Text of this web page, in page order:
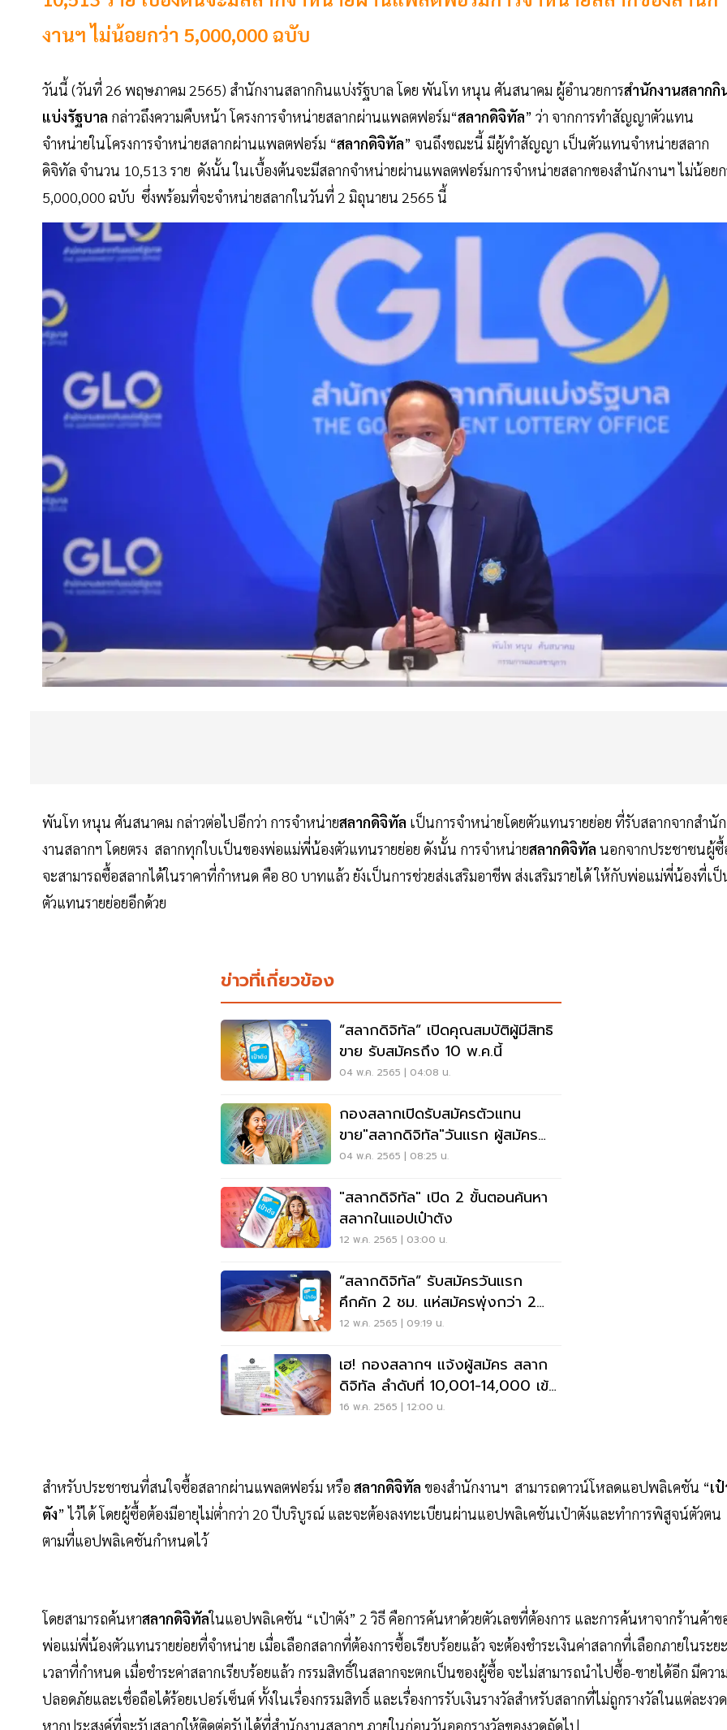
งานฯ ไม่น้อยกว่า ​5,000,000 ฉบับ
วันนี้ (วันที่ 26 พฤษภาคม 2565) สำนักงานสลากกินแบ่งรัฐบาล โดย พันโท หนุน ศันสนาคม ผู้อำนวยการสำนักงานสลากกิ
แบ่งรัฐบาล กล่าวถึงความคืบหน้า โครงการจำหน่ายสลากผ่านแพลตฟอร์ม“สลากดิจิทัล” ว่า จากการทำสัญญาตัวแทน
จำหน่ายในโครงการจำหน่ายสลากผ่านแพลตฟอร์ม “สลากดิจิทัล” จนถึงขณะนี้ มีผู้ทำสัญญา เป็นตัวแทนจำหน่ายสลาก
ดิจิทัล จำนวน 10,513 ราย ดังนั้น ในเบื้องต้นจะมีสลากจำหน่ายผ่านแพลตฟอร์มการจำหน่ายสลากของสำนักงานฯ ไม่น้อยก
​5,000,000 ฉบับ ซึ่งพร้อมที่จะจำหน่ายสลากในวันที่ 2 มิถุนายน 2565 นี้
พันโท หนุน ศันสนาคม กล่าวต่อไปอีกว่า การจำหน่ายสลากดิจิทัล เป็นการจำหน่ายโดยตัวแทนรายย่อย ที่รับสลากจากสำนัก
งานสลากฯ โดยตรง สลากทุกใบเป็นของพ่อแม่พี่น้องตัวแทนรายย่อย ดังนั้น การจำหน่ายสลากดิจิทัล นอกจากประชาชนผู้ซื้
จะสามารถซื้อสลากได้ในราคาที่กำหนด คือ 80 บาทแล้ว ยังเป็นการช่วยส่งเสริมอาชีพ ส่งเสริมรายได้ ให้กับพ่อแม่พี่น้องที่เ
ตัวแทนรายย่อยอีกด้วย
ข่าวที่เกี่ยวข้อง
“สลากดิจิทัล” เปิดคุณสมบัติผู้มีสิทธิ
ขาย รับสมัครถึง 10 พ.ค.นี้
04 พ.ค. 2565 | 04:08 น.
กองสลากเปิดรับสมัครตัวแทน
ขาย"สลากดิจิทัล"วันแรก ผู้สมัคร
เฉียด 3,000 ราย
04 พ.ค. 2565 | 08:25 น.
"สลากดิจิทัล" เปิด 2 ขั้นตอนค้นหา
สลากในแอปเป๋าตัง
12 พ.ค. 2565 | 03:00 น.
“สลากดิจิทัล” รับสมัครวันแรก
คึกคัก 2 ชม. แห่สมัครพุ่งกว่า 2
หมื่นราย
12 พ.ค. 2565 | 09:19 น.
เฮ! กองสลากฯ แจ้งผู้สมัคร สลาก
ดิจิทัล ลำดับที่ 10,001-14,000 เข้า
ทำสัญญา
16 พ.ค. 2565 | 12:00 น.
สำหรับประชาชนที่สนใจซื้อสลากผ่านแพลตฟอร์ม หรือ สลากดิจิทัล ของสำนักงานฯ สามารถดาวน์โหลดแอปพลิเคชัน “เ
ตัง” ไว้ได้ โดยผู้ซื้อต้องมีอายุไม่ต่ำกว่า 20 ปีบริบูรณ์ และจะต้องลงทะเบียนผ่านแอปพลิเคชันเป๋าตังและทำการพิสูจน์ตัวตน
ตามที่แอปพลิเคชันกำหนดไว้
โดยสามารถค้นหาสลากดิจิทัลในแอปพลิเคชัน “เป๋าตัง” 2 วิธี คือการค้นหาด้วยตัวเลขที่ต้องการ และการค้นหาจากร้านค้าข
พ่อแม่พี่น้องตัวแทนรายย่อยที่จำหน่าย เมื่อเลือกสลากที่ต้องการซื้อเรียบร้อยแล้ว จะต้องชำระเงินค่าสลากที่เลือกภายในระยะ
เวลาที่กำหนด เมื่อชำระค่าสลากเรียบร้อยแล้ว กรรมสิทธิ์ในสลากจะตกเป็นของผู้ซื้อ จะไม่สามารถนำไปซื้อ-ขายได้อีก มีควา
ปลอดภัยและเชื่อถือได้ร้อยเปอร์เซ็นต์ ทั้งในเรื่องกรรมสิทธิ์ และเรื่องการรับเงินรางวัลสำหรับสลากที่ไม่ถูกรางวัลในแต่ละงวด
หากประสงค์ที่จะรับสลากให้ติดต่อรับได้ที่สำนักงานสลากฯ ภายในก่อนวันออกรางวัลของงวดถัดไป